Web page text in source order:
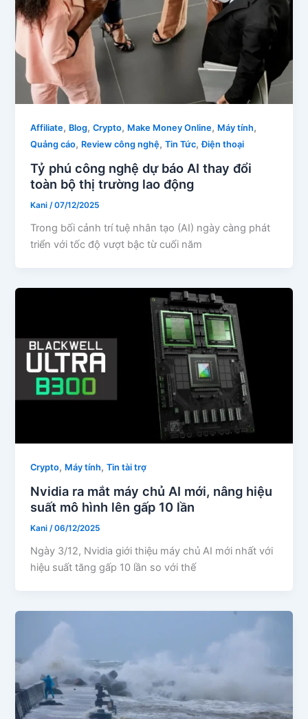
Affiliate, Blog,Crypto, Make Money Online, Máy tính,
Quảng cáo, Review công nghệ,Tin Tức,Điện thoại
Tỷ phú công nghệ dự báo AI thay đổi
toàn bộ thị trường lao động
Kani/07/12/2025
Trong bối cảnh trí tuệ nhân tạo (AI) ngày càng phát
triển với tốc độ vượt bậc từ cuối năm
Crypto, Máy tính,Tin tài trợ
Nvidia ra mắt máy chủ AI mới, nâng hiệu
suất mô hình lên gấp 10 lần
Kani/06/12/2025
Ngày 3/12, Nvidia giới thiệu máy chủ AI mới nhất với
hiệu suất tăng gấp 10 lần so với thế